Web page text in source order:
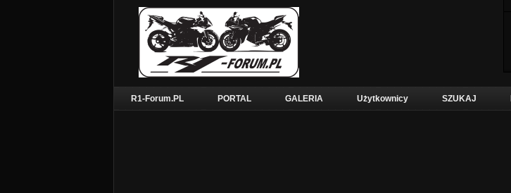
R1-Forum.PL PORTAL GALERIA Użytkownicy SZUKAJ